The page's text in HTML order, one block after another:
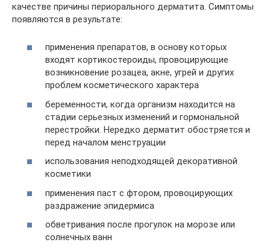
качестве причины периорального дерматита. Симптомы
появляются в результате:
применения препаратов, в основу которых
входят кортикостероиды, провоцирующие
возникновение розацеа, акне, угрей и других
проблем косметического характера
беременности, когда организм находится на
стадии серьезных изменений и гормональной
перестройки. Нередко дерматит обостряется и
перед началом менструации
использования неподходящей декоративной
косметики
применения паст с фтором, провоцирующих
раздражение эпидермиса
обветривания после прогулок на морозе или
солнечных ванн